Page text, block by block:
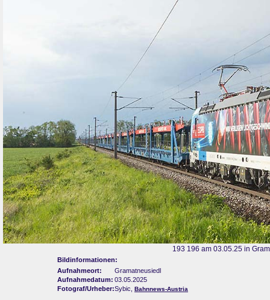
193 196 am 03.05.25 in
Bildinformationen:
Aufnahmeort:
Gramatneusiedl
Aufnahmedatum: 03.05.2025
Fotograf/Urheber:Sybic, Bahnnews-Austria